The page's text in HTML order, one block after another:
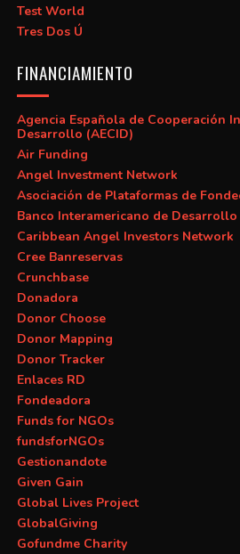
Test World
Tres Dos Ú
FINANCIAMIENTO
Agencia Española de Cooperación
Desarrollo (AECID)
Air Funding
Angel Investment Network
Asociación de Plataformas de
Banco Interamericano de Desarrollo
Caribbean Angel Investors Network
Cree Banreservas
Crunchbase
Donadora
Donor Choose
Donor Mapping
Donor Tracker
Enlaces RD
Fondeadora
Funds for NGOs
fundsforNGOs
Gestionandote
Given Gain
Global Lives Project
GlobalGiving
Gofundme Charity